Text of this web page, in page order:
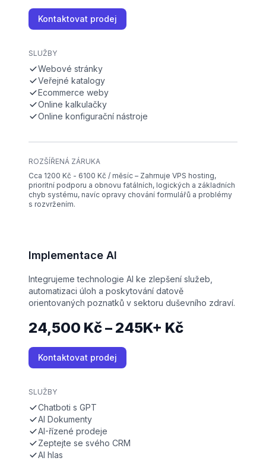
Kontaktovat prodej
SLUŽBY
Webové stránky
Veřejné katalogy
Ecommerce weby
Online kalkulačky
Online konfigurační nástroje
ROZŠÍŘENÁ ZÁRUKA
Cca 1200 Kč - 6100 Kč / měsíc – Zahrnuje VPS hosting,
prioritní podporu a obnovu fatálních, logických a základních
chyb systému, navíc opravy chování formulářů a problémy
s rozvržením.
Implementace AI
Integrujeme technologie AI ke zlepšení služeb,
automatizaci úloh a poskytování datově
orientovaných poznatků v sektoru duševního zdraví.
24,500 Kč – 245K+ Kč
Kontaktovat prodej
SLUŽBY
Chatboti s GPT
AI Dokumenty
AI-řízené prodeje
Zeptejte se svého CRM
AI hlas